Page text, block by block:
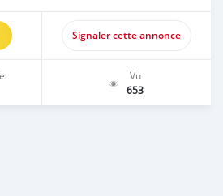
Signaler cette annonce
Vu
653